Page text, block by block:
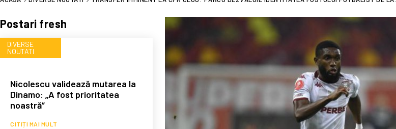
Postari fresh
DIVERSE
NOUTATI
Nicolescu validează mutarea la
Dinamo: „A fost prioritatea
noastră”
CITIȚI MAI MULT